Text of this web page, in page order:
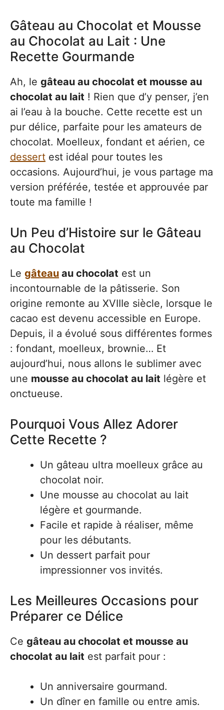
Gâteau au Chocolat et Mousse
au Chocolat au Lait : Une
Recette Gourmande
Ah, le gâteau au chocolat et mousse au
chocolat au lait ! Rien que d’y penser, j’en
ai l’eau à la bouche. Cette recette est un
pur délice, parfaite pour les amateurs de
chocolat. Moelleux, fondant et aérien, ce
dessert est idéal pour toutes les
occasions. Aujourd’hui, je vous partage ma
version préférée, testée et approuvée par
toute ma famille !
Un Peu d’Histoire sur le Gâteau
au Chocolat
Le gâteau au chocolat est un
incontournable de la pâtisserie. Son
origine remonte au XVIIIe siècle, lorsque le
cacao est devenu accessible en Europe.
Depuis, il a évolué sous différentes formes
: fondant, moelleux, brownie… Et
aujourd’hui, nous allons le sublimer avec
une mousse au chocolat au lait légère et
onctueuse.
Pourquoi Vous Allez Adorer
Cette Recette ?
Un gâteau ultra moelleux grâce au
chocolat noir.
Une mousse au chocolat au lait
légère et gourmande.
Facile et rapide à réaliser, même
pour les débutants.
Un dessert parfait pour
impressionner vos invités.
Les Meilleures Occasions pour
Préparer ce Délice
Ce gâteau au chocolat et mousse au
chocolat au lait est parfait pour :
Un anniversaire gourmand.
Un dîner en famille ou entre amis.